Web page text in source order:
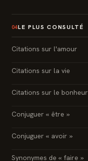
04LE PLUS CONSULTÉ
Citations sur l'amour
Citations sur la vie
Citations sur le bonheur
Conjuguer « être »
Conjuguer « avoir »
Synonymes de « faire »